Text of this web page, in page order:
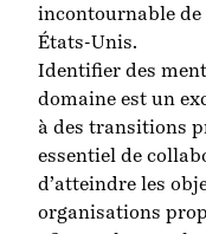
incontournable
États-Unis.
Identifier des
domaine est un
à des transitions
essentiel de
d’atteindre les
organisations